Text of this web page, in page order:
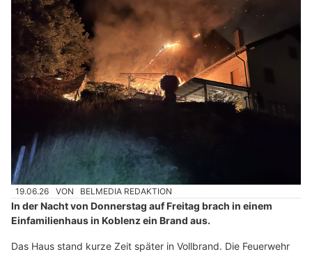
19.06.26 VON BELMEDIA REDAKTION
In der Nacht von Donnerstag auf Freitag brach in einem
Einfamilienhaus in Koblenz ein Brand aus.
Das Haus stand kurze Zeit später in Vollbrand. Die Feuerwehr